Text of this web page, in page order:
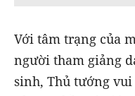
Với tâm trạng của
người tham giảng
sinh, Thủ tướng